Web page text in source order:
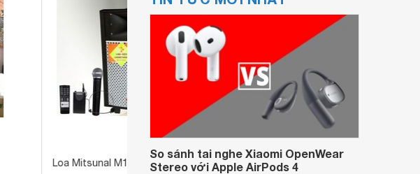
Loa Mitsunal M10 Loa Mitsunal M8II
So sánh tai nghe Xiaomi OpenWear
Stereo với Apple AirPods 4